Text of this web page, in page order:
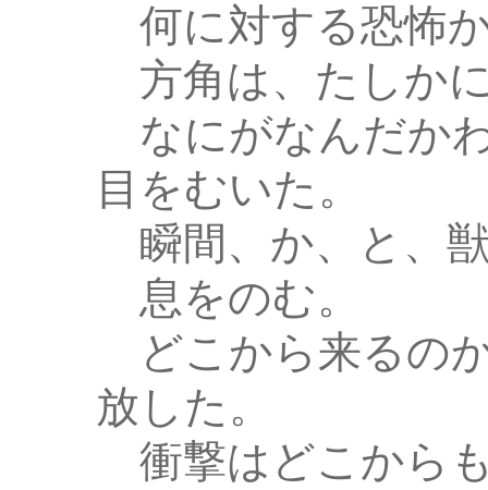
何に対する恐怖
方角は、たしか
なにがなんだか
目をむいた。
瞬間、か、と、
息をのむ。
どこから来るの
放した。
衝撃はどこから